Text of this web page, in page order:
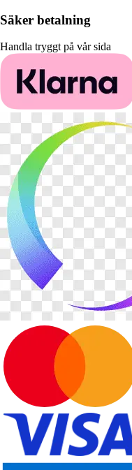
Säker betalning
Handla tryggt på vår sida